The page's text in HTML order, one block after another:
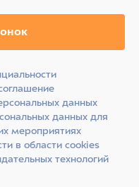
данных
данных для
мероприятиях
в области cookies
технологий